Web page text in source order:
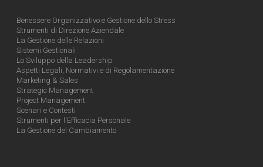
Benessere Organizzativo e Gestione dello Stress
Strumenti di Direzione Aziendale
La Gestione delle Relazioni
Sistemi Gestionali
Lo Sviluppo della Leadership
Aspetti Legali, Normativi e di Regolamentazione
Marketing & Sales
Strategic Management
Project Management
Scenari e Contesti
Strumenti per l'Efficacia Personale
La Gestione del Cambiamento